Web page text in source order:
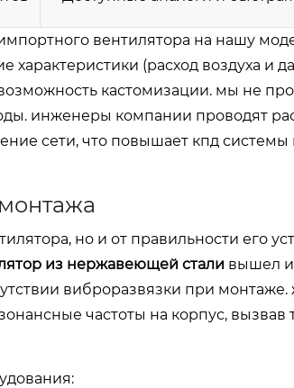
вентилятора на нашу
характеристики (расход воздуха и
кастомизации. мы не
инженеры компании проводят
сети, что повышает кпд системы
но и от правильности его
из нержавеющей стали вышел
виброразвязки при монтаже.
частоты на корпус,